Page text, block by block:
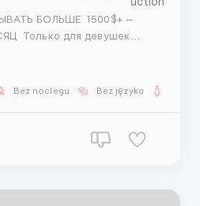
БОЛЬШЕ 1500$+ —
Фото Общен...
Bez noclegu Bez języka